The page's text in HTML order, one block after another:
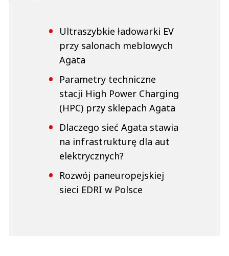
Ultraszybkie ładowarki EV
przy salonach meblowych
Agata
Parametry techniczne
stacji High Power Charging
(HPC) przy sklepach Agata
Dlaczego sieć Agata stawia
na infrastrukturę dla aut
elektrycznych?
Rozwój paneuropejskiej
sieci EDRI w Polsce